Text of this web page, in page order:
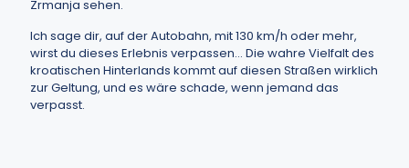
Zrmanja sehen.
Ich sage dir, auf der Autobahn, mit 130 km/h oder mehr,
wirst du dieses Erlebnis verpassen… Die wahre Vielfalt des
kroatischen Hinterlands kommt auf diesen Straßen wirklich
zur Geltung, und es wäre schade, wenn jemand das
verpasst.